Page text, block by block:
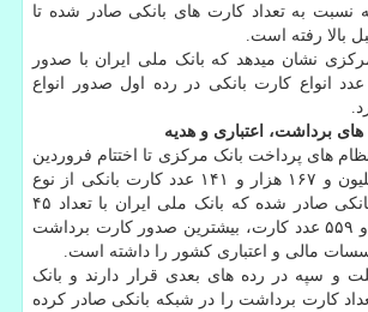
به تعداد کارت های بانکی صادر شده تا
بالا رفته است.
نشان میدهد که بانک ملی ایران با صدور
میلیون عدد انواع کارت بانکی در رده اول صدور انواع
برداشت، اعتباری و هدیه
های پرداخت بانک مرکزی تا اختتام فروردین
ماه بیش از ۲۶۱ میلیون و ۱۶۷ هزار و ۱۴۱ عدد کارت بانکی از نوع
برداشت در شبکه بانکی صادر شده که بانک ملی ایران با تعداد ۴۵
میلیون و ۱۰۳ هزار و ۵۵۹ عدد کارت، بیشترین صدور کارت برداشت
مالی و اعتباری کشور را داشته است.
و سپه در رده های بعدی قرار دارند و بانک
کارت برداشت را در شبکه بانکی صادر کرده